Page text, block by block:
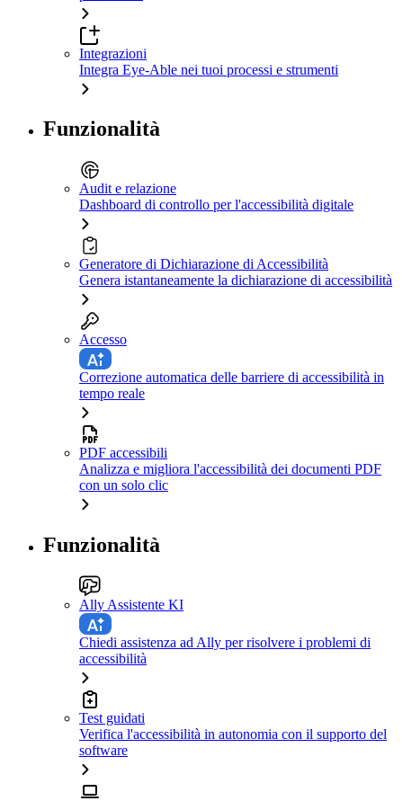
Integrazioni
Integra Eye-Able nei tuoi processi e strumenti
Funzionalità
Audit e relazione
Dashboard di controllo per l'accessibilità digitale
Generatore di Dichiarazione di Accessibilità
Genera istantaneamente la dichiarazione di accessibilità
Accesso
Correzione automatica delle barriere di accessibilità in
tempo reale
PDF accessibili
Analizza e migliora l'accessibilità dei documenti PDF
con un solo clic
Funzionalità
Ally Assistente KI
Chiedi assistenza ad Ally per risolvere i problemi di
accessibilità
Test guidati
Verifica l'accessibilità in autonomia con il supporto del
software